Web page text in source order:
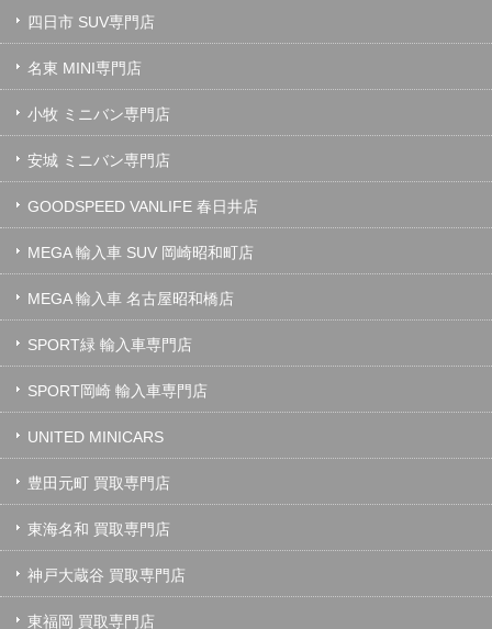
四日市 SUV専門店
名東 MINI専門店
小牧 ミニバン専門店
安城 ミニバン専門店
GOODSPEED VANLIFE 春日井店
MEGA 輸入車 SUV 岡崎昭和町店
MEGA 輸入車 名古屋昭和橋店
SPORT緑 輸入車専門店
SPORT岡崎 輸入車専門店
UNITED MINICARS
豊田元町 買取専門店
東海名和 買取専門店
神戸大蔵谷 買取専門店
東福岡 買取専門店